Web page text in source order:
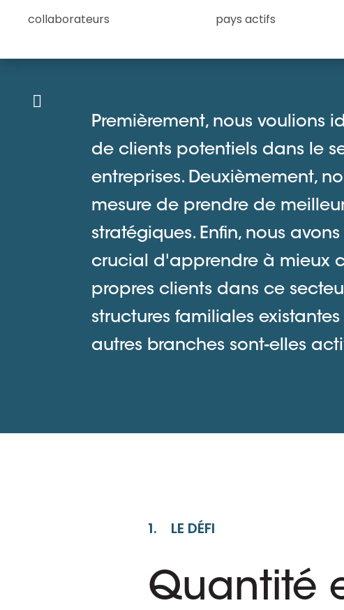
collaborateurs pays actifs
Premièrement, nous voulions
de clients potentiels dans le
entreprises. Deuxièmement,
mesure de prendre de
stratégiques. Enfin, nous
crucial d'apprendre à mieux
propres clients dans ce
structures familiales
autres branches sont-elles
1. LE DÉFI
Quantité